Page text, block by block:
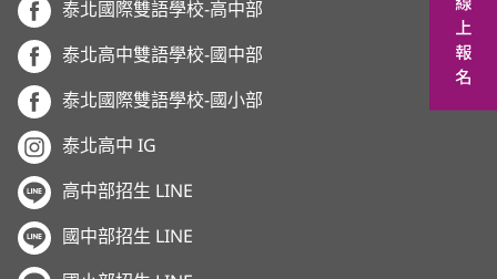
泰北國際雙語學校-高中部
泰北高中雙語學校-國中部
泰北國際雙語學校-國小部
泰北高中 IG
高中部招生 LINE
國中部招生 LINE